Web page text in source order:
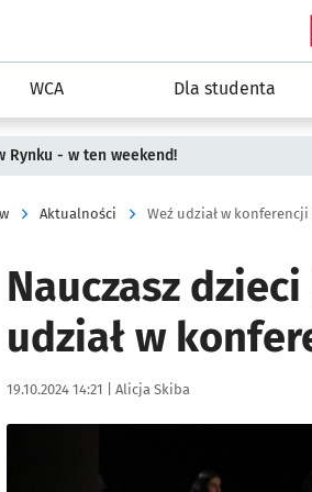
WCA Dla studenta
Rynku - w ten weekend!
Aktualności Weź udział w
Nauczasz
udział w
Data publikacji:
19.10.2024 14:21 | Autor:
Alicja Skiba